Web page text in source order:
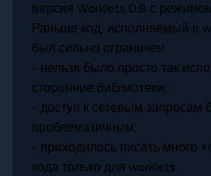
версия Worklets 0.8 с
Раньше код, исполняемый в
был сильно ограничен:
- нельзя было просто так
сторонние библиотеки;
- доступ к сетевым запросам
проблематичным;
- приходилось писать много
кода только для worklets.